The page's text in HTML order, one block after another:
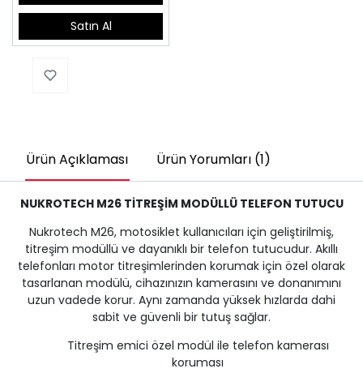
Satın Al
Ürün Açıklaması Ürün Yorumları (1)
NUKROTECH M26 TİTREŞİM MODÜLLÜ TELEFON TUTUCU
Nukrotech M26, motosiklet kullanıcıları için geliştirilmiş,
titreşim modüllü ve dayanıklı bir telefon tutucudur. Akıllı
telefonları motor titreşimlerinden korumak için özel olarak
tasarlanan modülü, cihazınızın kamerasını ve donanımını
uzun vadede korur. Aynı zamanda yüksek hızlarda dahi
sabit ve güvenli bir tutuş sağlar.
Titreşim emici özel modül ile telefon kamerası
koruması